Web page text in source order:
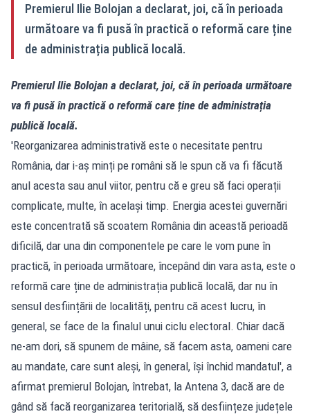
Premierul Ilie Bolojan a declarat, joi, că în perioada
următoare va fi pusă în practică o reformă care ține
de administrația publică locală.
Premierul Ilie Bolojan a declarat, joi, că în perioada următoare
va fi pusă în practică o reformă care ține de administrația
publică locală.
'Reorganizarea administrativă este o necesitate pentru
România, dar i-aș minți pe români să le spun că va fi făcută
anul acesta sau anul viitor, pentru că e greu să faci operații
complicate, multe, în același timp. Energia acestei guvernări
este concentrată să scoatem România din această perioadă
dificilă, dar una din componentele pe care le vom pune în
practică, în perioada următoare, începând din vara asta, este o
reformă care ține de administrația publică locală, dar nu în
sensul desființării de localități, pentru că acest lucru, în
general, se face de la finalul unui ciclu electoral. Chiar dacă
ne-am dori, să spunem de mâine, să facem asta, oameni care
au mandate, care sunt aleși, în general, își închid mandatul', a
afirmat premierul Bolojan, întrebat, la Antena 3, dacă are de
gând să facă reorganizarea teritorială, să desființeze județele